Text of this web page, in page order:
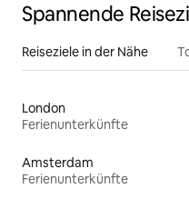
Spannende
Reiseziele in der Nähe
London
Ferienunterkünfte
Amsterdam
Ferienunterkünfte